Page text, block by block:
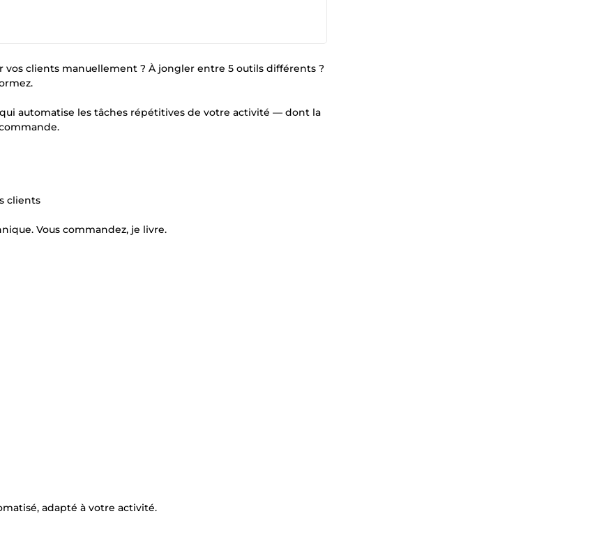
vos clients manuellement ? À jongler entre 5 outils différents ?
automatise les tâches répétitives de votre activité — dont la
clients
Vous commandez, je livre.
adapté à votre activité.